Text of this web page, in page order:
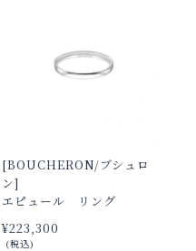
[BOUCHERON/ブシュロ
ン]
エピュール リング
¥‌223,300
(税込)